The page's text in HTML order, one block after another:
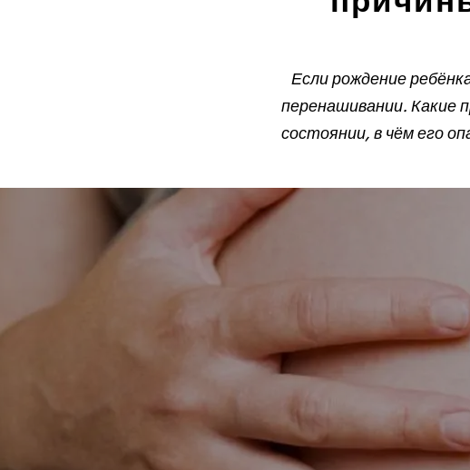
Если рождение
перенашивании. Какие
состоянии, в чём его